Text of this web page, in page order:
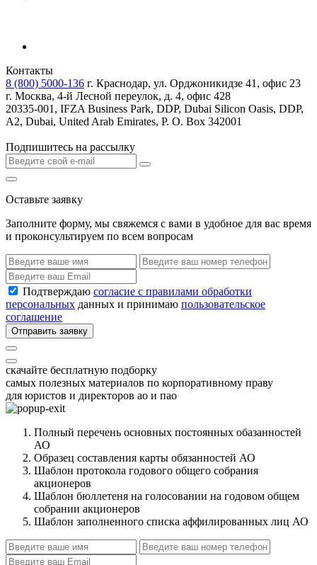
Контакты
8 (800) 5000-136 г. Краснодар, ул. Орджоникидзе 41, офис 23
г. Москва, 4-й Лесной переулок, д. 4, офис 428
20335-001, IFZA Business Park, DDP, Dubai Silicon Oasis, DDP,
A2, Dubai, United Arab Emirates, P. O. Box 342001
Подпишитесь на рассылку
Оставьте заявку
Заполните форму, мы свяжемся с вами в удобное для вас время
и проконсультируем по всем вопросам
Подтверждаю согласие с правилами обработки
персональных данных и принимаю пользовательское
соглашение
Отправить заявку
скачайте бесплатную подборку
самых полезных материалов по корпоративному праву
для юристов и директоров ао и пао
Полный перечень основных постоянных обазанностей
АО
Образец составления карты обязанностей АО
Шаблон протокола годового общего собрания
акционеров
Шаблон бюллетеня на голосовании на годовом общем
собрании акционеров
Шаблон заполненного списка аффилированных лиц АО